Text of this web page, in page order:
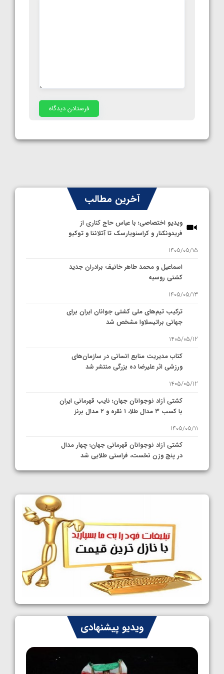
آخرین مطالب
ویدیو اختصاصی؛ با عباس حاج کناری از
فریدونکنار و کراسنویارسک تا آتلانتا و توکیو
1405/05/15
اسماعیل و محمد طاهر خانیف برادران جدید
کشتی روسیه
1405/05/13
ترکیب تیم‌های ملی کشتی جوانان ایران برای
جهانی براتیسلاوا مشخص شد
1405/05/12
کتاب مدیریت منابع انسانی در سازمان‌های
ورزشی اثر علیرضا ده بزرگی منتشر شد
1405/05/12
کشتی آزاد نوجوانان جهان؛ نایب قهرمانی ایران
با کسب ۳ مدال طلا، ۱ نقره و ۲ مدال برنز
1405/05/11
کشتی آزاد نوجوانان قهرمانی جهان؛ چهار مدال
در پنج وزن نخست، فراستی طلایی شد
1405/05/11
کشتی آزاد نوجوانان جهان؛ رقبای نمایندگان
ایران مشخص شدند
1405/05/08
کشتی فرنگی نوجوانان جهان؛ سکوی تیمی
سوم برای ایران
1405/05/07
ایران چشم به راه چهار مدال در پنج وزن دوم
کشتی فرنگی نوجوانان جهان
1405/05/06
ویدیو پیشنهادی